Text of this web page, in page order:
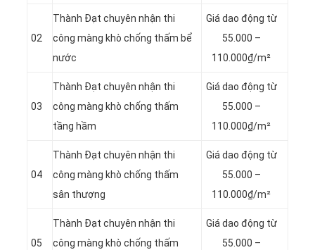
02
Thành Đạt chuyên nhận thi
công màng khò chống thấm bể
nước
Giá dao động từ
55.000 –
110.000₫/m²
03
Thành Đạt chuyên nhận thi
công màng khò chống thấm
tầng hầm
Giá dao động từ
55.000 –
110.000₫/m²
04
Thành Đạt chuyên nhận thi
công màng khò chống thấm
sân thượng
Giá dao động từ
55.000 –
110.000₫/m²
05
Thành Đạt chuyên nhận thi
công màng khò chống thấm
Giá dao động từ
55.000 –